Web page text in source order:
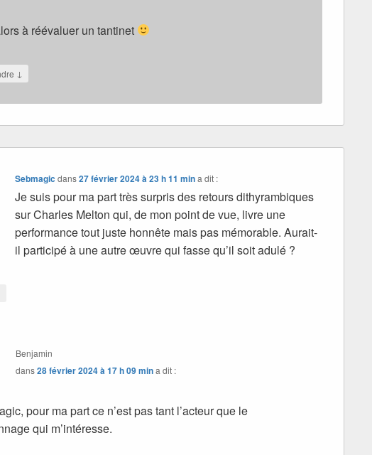
à réévaluer un tantinet
↓
Sebmagic dans27 février 2024 à 23 h 11 mina dit :
Je suis pour ma part très surpris des retours dithyrambiques
sur Charles Melton qui, de mon point de vue, livre une
performance tout juste honnête mais pas mémorable. Aurait-
il participé à une autre œuvre qui fasse qu’il soit adulé ?
Benjamin
dans28 février 2024 à 17 h 09 mina dit :
pour ma part ce n’est pas tant l’acteur que le
qui m’intéresse.